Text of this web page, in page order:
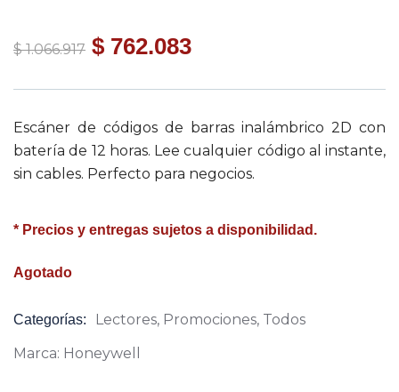
$1.066.917 $ 762.083
Escáner de códigos de barras inalámbrico 2D con
batería de 12 horas. Lee cualquier código al instante,
sin cables. Perfecto para negocios.
* Precios y entregas sujetos a disponibilidad.
Agotado
Categorías: Lectores, Promociones, Todos
Marca: Honeywell